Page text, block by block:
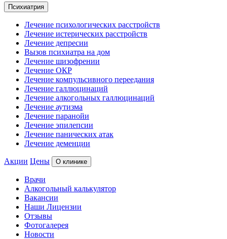
Психиатрия
Лечение психологических расстройств
Лечение истерических расстройств
Лечение депресии
Вызов психиатра на дом
Лечение шизофрении
Лечение ОКР
Лечение компульсивного переедания
Лечение галлюцинаций
Лечение алкогольных галлюцинаций
Лечение аутизма
Лечение паранойи
Лечение эпилепсии
Лечение панических атак
Лечение деменции
Акции Цены О клинике
Врачи
Алкогольный калькулятор
Вакансии
Наши Лицензии
Отзывы
Фотогалерея
Новости